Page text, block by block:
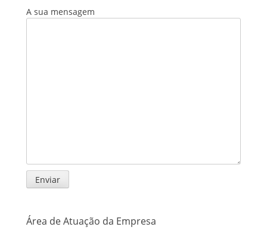
A sua mensagem
Área de Atuação da Empresa